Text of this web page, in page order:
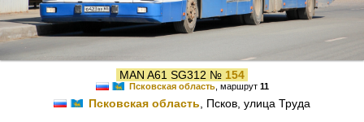
MAN A61 SG312 № 154
Псковская область, маршрут 11
Псковская область , Псков, улица Труда